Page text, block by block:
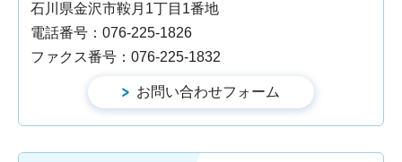
石川県金沢市鞍月1丁目1番地
電話番号：076-225-1826
ファクス番号：076-225-1832